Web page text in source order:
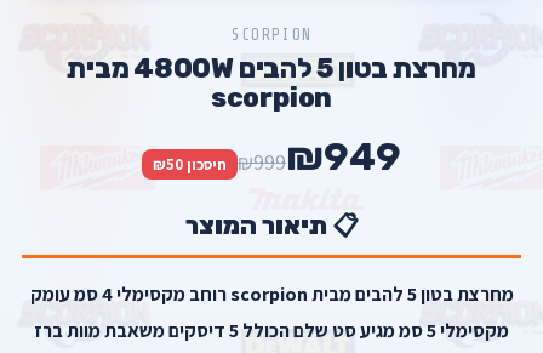
SCORPION
מחרצת בטון 5 להבים 4800W מבית
scorpion
₪949
₪999 חיסכון ₪50
📋 תיאור המוצר
מחרצת בטון 5 להבים מבית scorpion רוחב מקסימלי 4 סמ עומק
מקסימלי 5 סמ מגיע סט שלם הכולל 5 דיסקים משאבת מוות ברז